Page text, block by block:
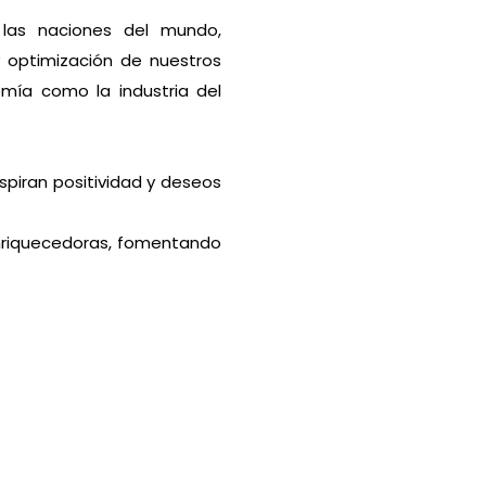
naciones del mundo,
de nuestros
como la industria del
positividad y deseos
fomentando